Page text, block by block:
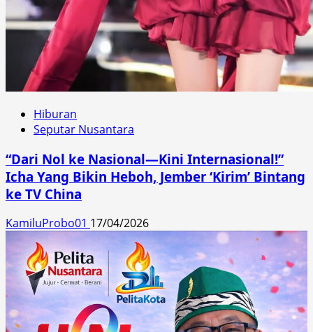
Hiburan
Seputar Nusantara
“Dari Nol ke Nasional—Kini Internasional!”
Icha Yang Bikin Heboh, Jember ‘Kirim’ Bintang
ke TV China
KamiluProbo01 17/04/2026